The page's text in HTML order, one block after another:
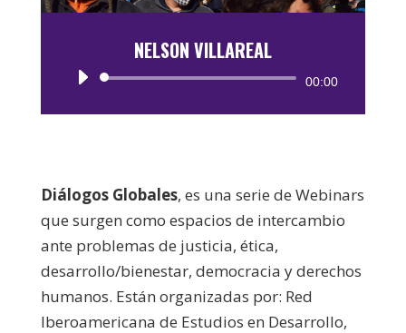
NELSON VILLAREAL
Reproductor
00:00
Diálogos Globales, es una serie de Webinars
que surgen como espacios de intercambio
ante problemas de justicia, ética,
desarrollo/bienestar, democracia y derechos
humanos. Están organizadas por: Red
Iberoamericana de Estudios en Desarrollo,